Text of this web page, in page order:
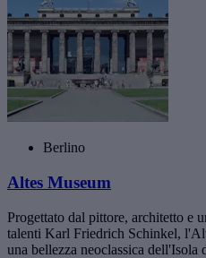
Berlino
Altes Museum
Progettato dal pittore, architetto e
talenti Karl Friedrich Schinkel,
una bellezza neoclassica